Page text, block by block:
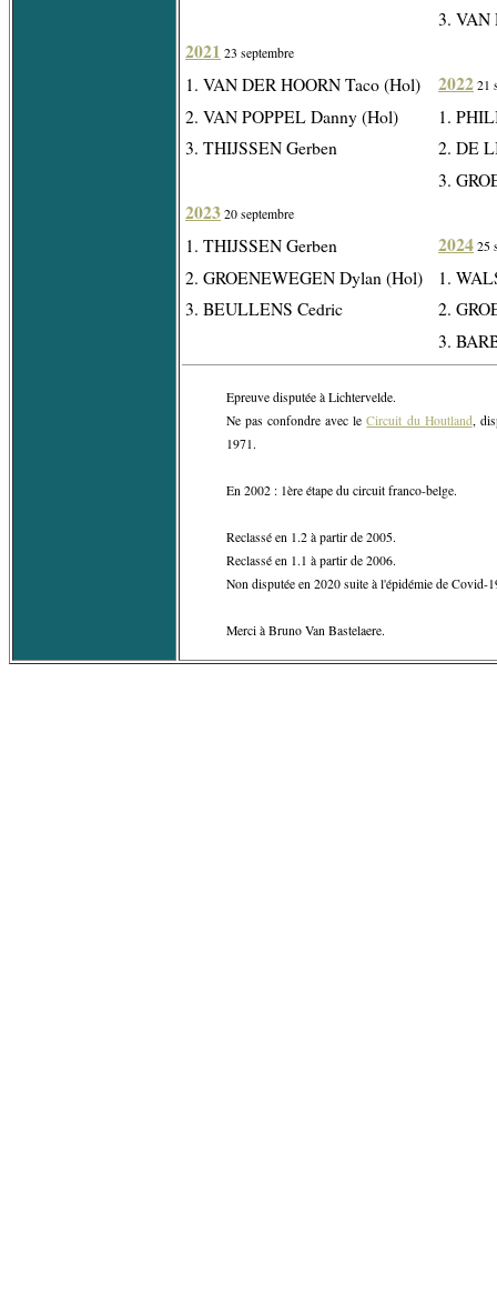
2021 23 septembre
1. VAN DER HOORN Taco (Hol)
2. VAN POPPEL Danny (Hol)
3. THIJSSEN Gerben
2023 20 septembre
1. THIJSSEN Gerben
2. GROENEWEGEN Dylan (Hol)
3. BEULLENS Cedric
3. VAN
2022 21
1.
2. DE
3.
2024 25
1.
2.
3.
Epreuve disputée à Lichtervelde.
Ne pas confondre avec leCircuit du Houtland,
1971.
En 2002 : 1ère étape du circuit franco-belge.
Reclassé en 1.2 à partir de 2005.
Reclassé en 1.1 à partir de 2006.
Non disputée en 2020 suite à l'épidémie de Covid-
Merci à Bruno Van Bastelaere.